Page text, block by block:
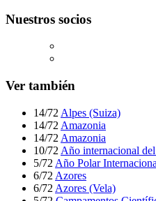
Nuestros socios
Ver también
14/72 Alpes (Suiza)
14/72 Amazonia
14/72 Amazonia
10/72 Año internacional
5/72 Año Polar
6/72 Azores
6/72 Azores (Vela)